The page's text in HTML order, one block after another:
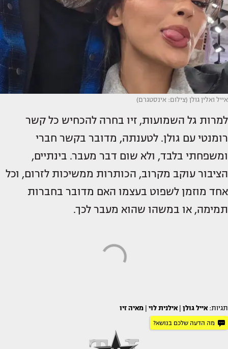
אייל ואלין גולן (צילום: אינסטגרם)
למרות גל השמועות, זיו בחרה להכחיש כל קשר
רומנטי עם גולן. לטענתה, מדובר בקשר חברי
ומשפחתי בלבד, ולא שום דבר מעבר. בינתיים,
הציבור עוקב מקרוב, הכותרות ממשיכות לזרום, וכל
אחד מוזמן לשפוט בעצמו האם מדובר בחברות
תמימה, או במשהו שהוא מעבר לכך.
תגיות: אייל גולן אילנית לוי מאיה זיו
מה הדעה שלכם בנושא?